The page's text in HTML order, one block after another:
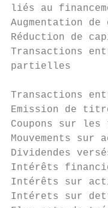
liés au
Réduction
Transactions
partielles
Emission
Coupons
Intérêts
Intérêts sur
Intérets sur